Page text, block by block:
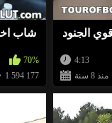
ممارسة الجنس.
شاب
70%
1 594 177
الجنود
4:13
منذ 8 سنة